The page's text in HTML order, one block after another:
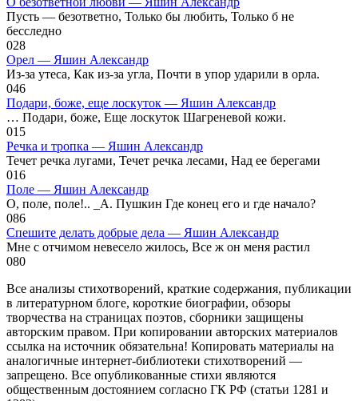
Пусть — безответно, Только бы любить, Только б не
бесследно
028
Орел — Яшин Александр
Из-за утеса, Как из-за угла, Почти в упор ударили в орла.
046
Подари, боже, еще лоскуток — Яшин Александр
… Подари, боже, Еще лоскуток Шагреневой кожи.
015
Речка и тропка — Яшин Александр
Течет речка лугами, Течет речка лесами, Над ее берегами
016
Поле — Яшин Александр
О, поле, поле!.. _А. Пушкин Где конец его и где начало?
086
Спешите делать добрые дела — Яшин Александр
Мне с отчимом невесело жилось, Все ж он меня растил
080
Все анализы стихотворений, краткие содержания, публикации
в литературном блоге, короткие биографии, обзоры
творчества на страницах поэтов, сборники защищены
авторским правом. При копировании авторских материалов
ссылка на источник обязательна! Копировать материалы на
аналогичные интернет-библиотеки стихотворений —
запрещено. Все опубликованные стихи являются
общественным достоянием согласно ГК РФ (статьи 1281 и